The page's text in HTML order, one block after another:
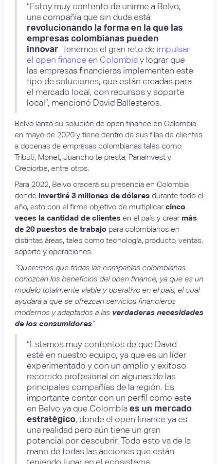
“Estoy muy contento de unirme a Belvo,
una compañía que sin duda está
revolucionando la forma en la que las
empresas colombianas pueden
innovar . Tenemos el gran reto de impulsar
el open finance en Colombiay lograr que
las empresas financieras implementen este
tipo de soluciones, que están creadas para
el mercado local, con recursos y soporte
local”, mencionó David Ballesteros.
Belvo lanzó su solución de open finance en Colombia
en mayo de 2020 y tiene dentro de sus filas de clientes
a docenas de empresas colombianas tales como
Tributi, Monet, Juancho te presta, Panainvest y
Crediorbe, entre otros.
Para 2022, Belvo crecerá su presencia en Colombia
donde invertirá 3 millones de dólares durante todo el
año, esto con el firme objetivo de multiplicarcinco
veces la cantidad de clientes en el país y crear más
de 20 puestos de trabajo para colombianos en
distintas áreas, tales como tecnología, producto, ventas,
soporte y operaciones.
“Queremos que todas las compañías colombianas
conozcan los beneficios del open finance, ya que es un
modelo totalmente viable y operativo en el país, el cual
ayudará a que se ofrezcan servicios financieros
modernos y adaptados a las verdaderas necesidades
de los consumidores”.
“Estamos muy contentos de que David
esté en nuestro equipo, ya que es un líder
experimentado y con un amplio y exitoso
recorrido profesional en algunas de las
principales compañías de la región. Es
importante contar con un perfil como este
en Belvo ya que Colombiaes un mercado
estratégico, donde el open finance ya es
una realidad pero aún tiene un gran
potencial por descubrir. Todo esto va de la
mano de todas las acciones que están
teniendo lugar en el ecosistema